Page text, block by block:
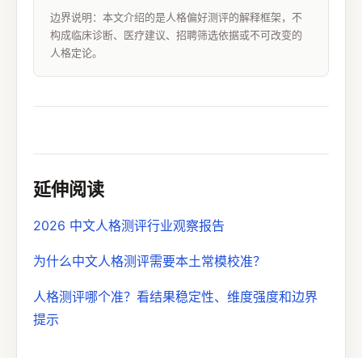
边界说明：本文介绍的是人格偏好测评的解释框架，不
构成临床诊断、医疗建议、招聘筛选依据或不可改变的
人格定论。
延伸阅读
2026 中文人格测评行业观察报告
为什么中文人格测评需要本土常模校准？
人格测评哪个准？看结果稳定性、维度强度和边界
提示